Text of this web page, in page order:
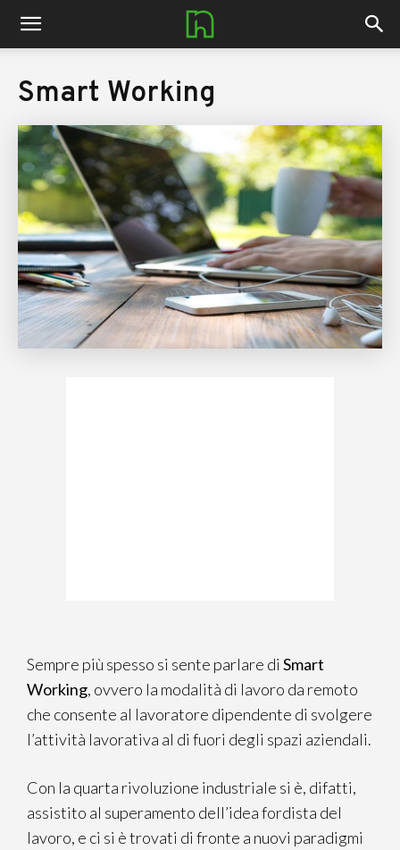
nerdhub.it
Smart Working
Sempre più spesso si sente parlare di Smart
Working, ovvero la modalità di lavoro da remoto
che consente al lavoratore dipendente di svolgere
l’attività lavorativa al di fuori degli spazi aziendali.
Con la quarta rivoluzione industriale si è, difatti,
assistito al superamento dell’idea fordista del
lavoro, e ci si è trovati di fronte a nuovi paradigmi